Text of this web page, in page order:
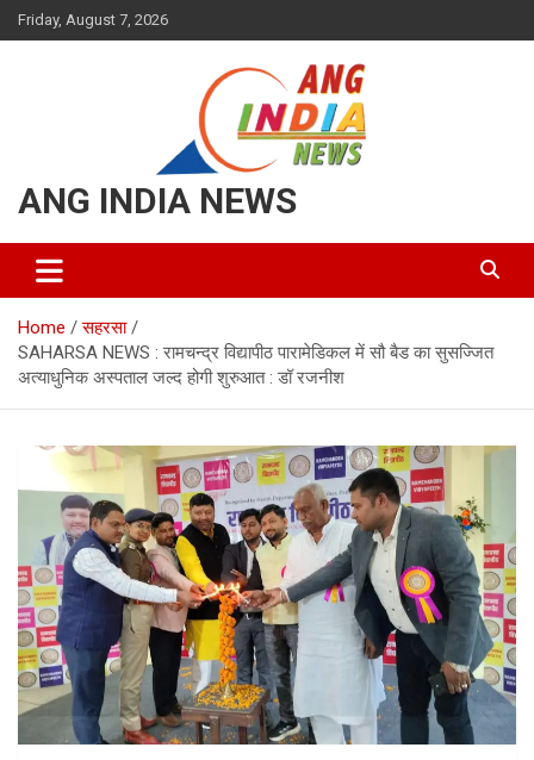
Skip
to
Friday, August 7, 2026
ANG INDIA NEWS
Home
सहरसा
SAHARSA NEWS : रामचन्द्र विद्यापीठ पारामेडिकल में सौ बैड का सुसज्जित
अत्याधुनिक अस्पताल जल्द होगी शुरुआत : डॉ रजनीश